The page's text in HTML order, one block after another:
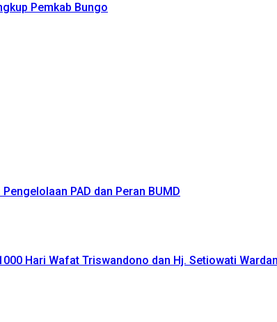
Pemkab Bungo
PAD dan Peran BUMD
Hari Wafat Triswandono dan Hj. Setiowati